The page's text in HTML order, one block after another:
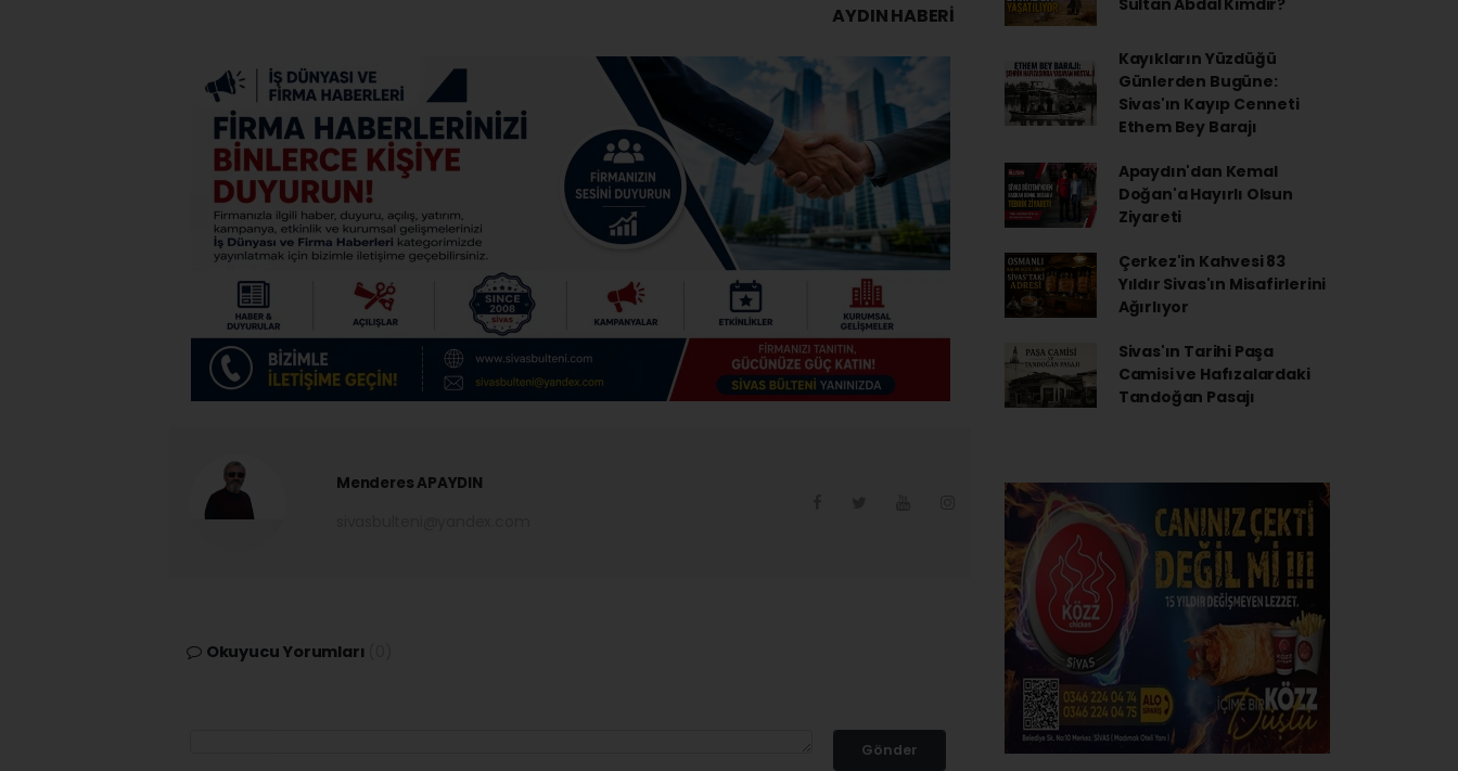
AYDIN HABERİ
Menderes APAYDIN
Okuyucu Yorumları
Gönder
Sultan Abdal Kimdir?
Kayıkların Yüzdüğü
Günlerden Bugüne:
Sivas'ın Kayıp Cenneti
Ethem Bey Barajı
Apaydın'dan Kemal
Doğan'a Hayırlı Olsun
Ziyareti
Çerkez'in Kahvesi 83
Yıldır Sivas'ın Misafirlerini
Ağırlıyor
Sivas'ın Tarihi Paşa
Camisi ve Hafızalardaki
Tandoğan Pasajı